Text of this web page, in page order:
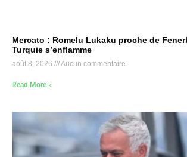
Mercato : Romelu Lukaku proche de
Turquie s’enflamme
août 8, 2026 Aucun commentaire
Read More »